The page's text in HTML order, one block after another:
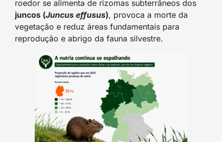
roedor se alimenta de rizomas subterrâneos dos
juncos (Juncus effusus), provoca a morte da
vegetação e reduz áreas fundamentais para
reprodução e abrigo da fauna silvestre.